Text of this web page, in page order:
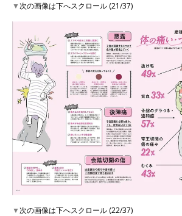
▼次の画像は下へスクロール (21/37)
▼次の画像は下へスクロール (22/37)